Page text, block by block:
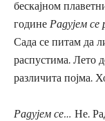
бескајном
године Радујем се
Сада се питам да
распустима. Лето
различита појма.
Радујем се… Не.